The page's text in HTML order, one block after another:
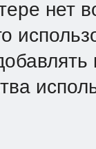
нет